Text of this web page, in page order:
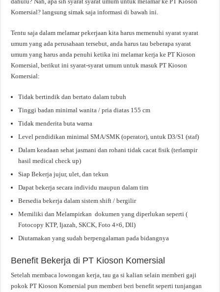
Komersial? langsung simak saja informasi di bawah ini.
Tentu saja dalam melamar pekerjaan kita harus memenuhi syarat syarat
umum yang ada perusahaan tersebut, anda harus tau beberapa syarat
umum yang harus anda penuhi ketika ini melamar kerja ke PT Kioson
Komersial, berikut ini syarat-syarat umum untuk masuk PT Kioson
Komersial:
Tidak bertindik dan bertato dalam tubuh
Tinggi badan minimal wanita / pria diatas 155 cm
Tidak menderita buta warna
Level pendidikan minimal SMA/SMK (operator), untuk D3/S1 (staf)
Dalam keadaan sehat jasmani dan rohani tidak cacat fisik (terlampir
hasil medical check up)
Siap Bekerja jujur, ulet, dan tekun
Dapat bekerja secara individu maupun dalam tim
Bersedia bekerja dalam sistem shift / bergilir
Memiliki dan Melampirkan dokumen yang diperlukan seperti (
Fotocopy KTP, Ijazah, SKCK, Foto 4×6, Dll)
Diutamakan yang sudah berpengalaman pada bidangnya
Benefit Bekerja di PT Kioson Komersial
Setelah membaca lowongan kerja, tau ga si kalian selain memberi gaji
pokok PT Kioson Komersial pun memberi beri benefit seperti tunjangan